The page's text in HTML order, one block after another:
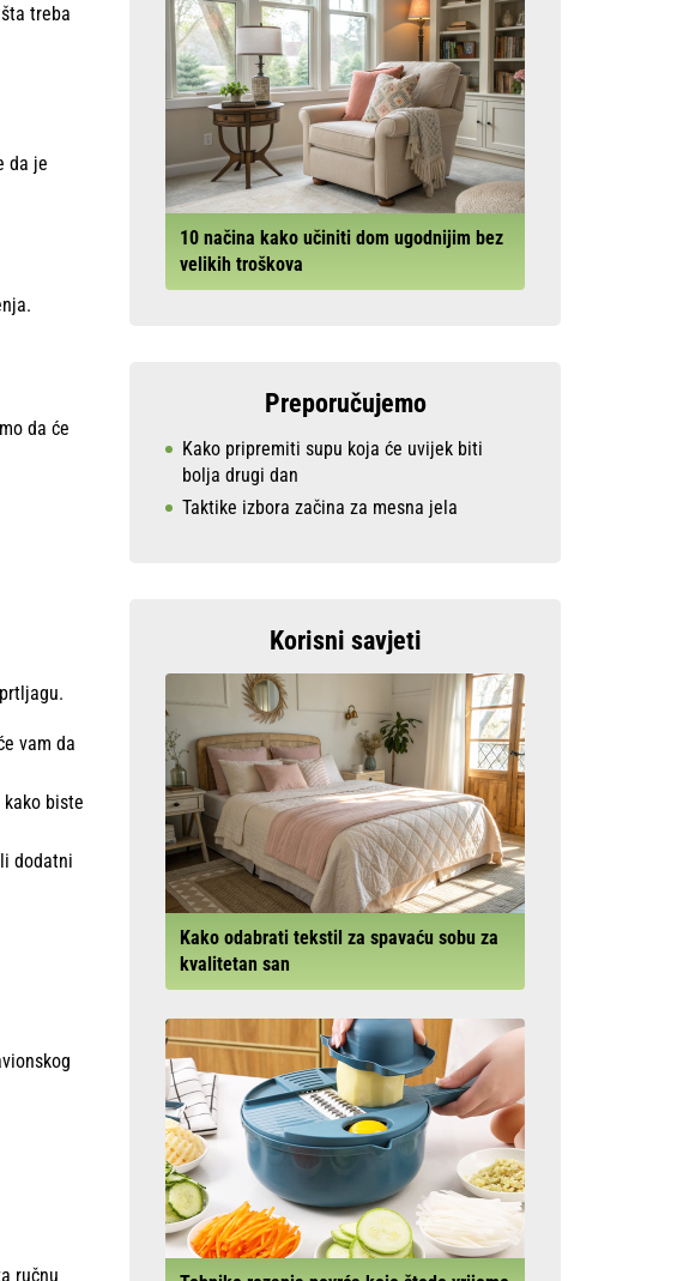
treba
da je
da će
vam da
biste
dodatni
ručnu
10 načina kako učiniti dom ugodnijim bez
velikih troškova
Preporučujemo
Kako pripremiti supu koja će uvijek biti
bolja drugi dan
Taktike izbora začina za mesna jela
Korisni savjeti
Kako odabrati tekstil za spavaću sobu za
kvalitetan san